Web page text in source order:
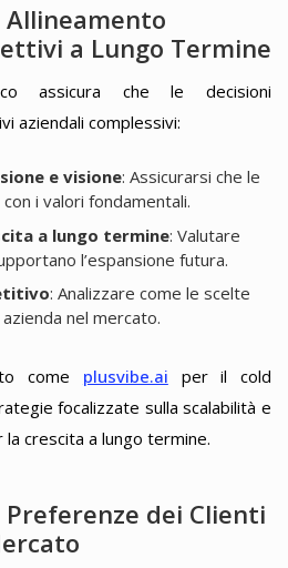
a Lungo Termine
assicura che le decisioni
aziendali complessivi:
e visione: Assicurarsi che le
i valori fondamentali.
a lungo termine: Valutare
l’espansione futura.
: Analizzare come le scelte
nel mercato.
come plusvibe.ai per il cold
focalizzate sulla scalabilità e
la crescita a lungo termine.
dei Clienti